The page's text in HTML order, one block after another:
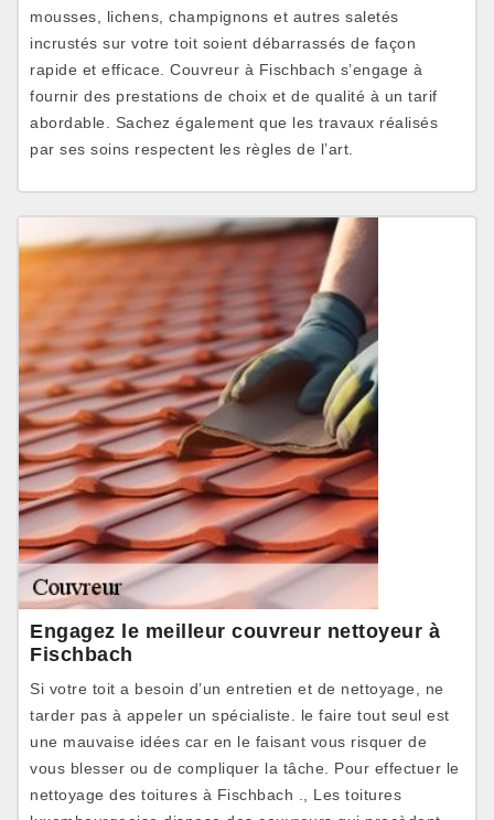
mousses, lichens, champignons et autres saletés
incrustés sur votre toit soient débarrassés de façon
rapide et efficace. Couvreur à Fischbach s’engage à
fournir des prestations de choix et de qualité à un tarif
abordable. Sachez également que les travaux réalisés
par ses soins respectent les règles de l’art.
Engagez le meilleur couvreur nettoyeur à
Fischbach
Si votre toit a besoin d’un entretien et de nettoyage, ne
tarder pas à appeler un spécialiste. le faire tout seul est
une mauvaise idées car en le faisant vous risquer de
vous blesser ou de compliquer la tâche. Pour effectuer le
nettoyage des toitures à Fischbach ., Les toitures